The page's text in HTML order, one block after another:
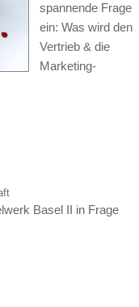
spannende Frage
ein: Was wird den
Vertrieb & die
Marketing-
Basel II in Frage